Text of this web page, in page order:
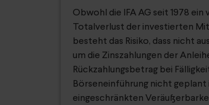
Obwohl die IFA AG seit 1978
Totalverlust der investierten
besteht das Risiko, dass nicht
um die Zinszahlungen der
Rückzahlungsbetrag bei
Börseneinführung nicht geplant
eingeschränkten